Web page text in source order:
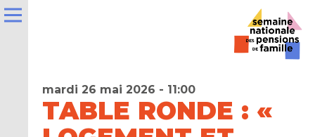
mardi 26 mai 2026 - 11:00
TABLE RONDE : «